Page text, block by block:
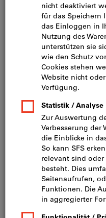
Bild zum Vergrößern